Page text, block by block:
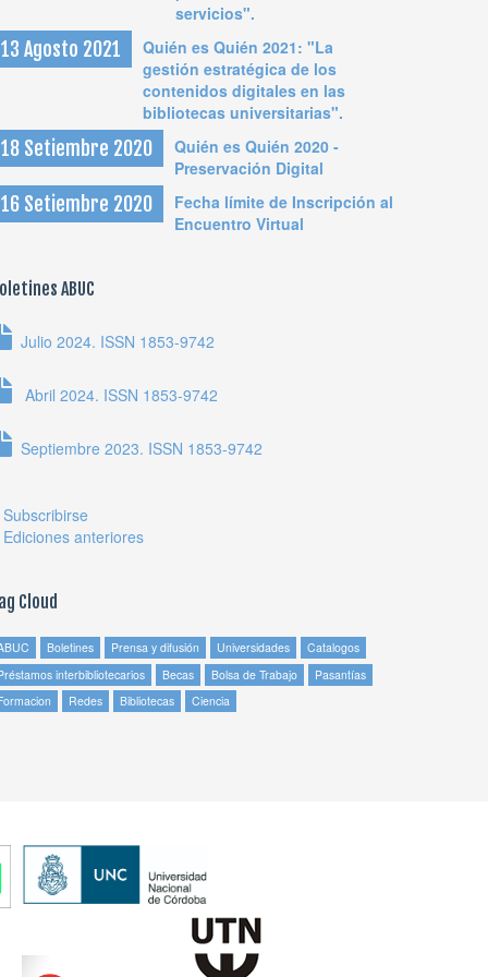
servicios".
13 Agosto 2021
Quién es Quién 2021: "La
gestión estratégica de los
contenidos digitales en las
bibliotecas universitarias".
18 Setiembre 2020
Quién es Quién 2020 -
Preservación Digital
16 Setiembre 2020
Fecha límite de Inscripción al
Encuentro Virtual
ABUC
Julio 2024. ISSN 1853-9742
Abril 2024. ISSN 1853-9742
Septiembre 2023. ISSN 1853-9742
Subscribirse
Ediciones anteriores
Cloud
Boletines Prensa y difusión Universidades
Catalogos
interbibliotecarios
Becas Bolsa de Trabajo
Pasantías
Redes Bibliotecas Ciencia